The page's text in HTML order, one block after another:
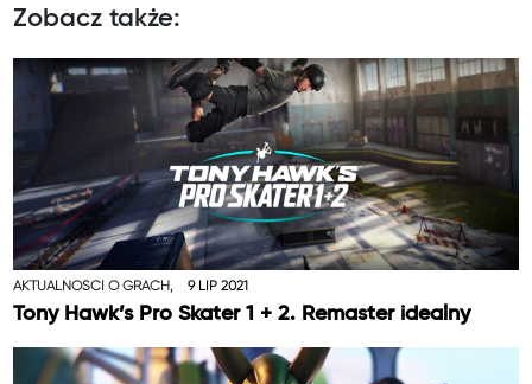
Zobacz także:
AKTUALNOŚCI O GRACH, 9 LIP 2021
Tony Hawk’s Pro Skater 1 + 2. Remaster idealny